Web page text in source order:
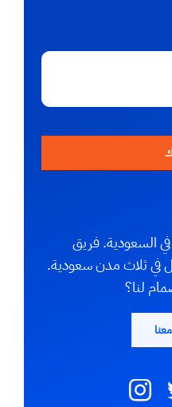
السعودية. فريق
في ثلاث مدن سعودية.
لنا؟